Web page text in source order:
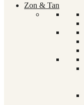
Zon & Tan